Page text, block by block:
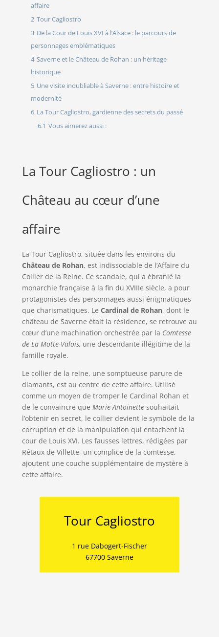
affaire
2 Tour Cagliostro
3 De la Cour de Louis XVI à l’Alsace : le parcours de
personnages emblématiques
4 Saverne et le Château de Rohan : un héritage
historique
5 Une visite inoubliable à Saverne : entre histoire et
modernité
6 La Tour Cagliostro, gardienne des secrets du passé
6.1 Vous aimerez aussi :
La Tour Cagliostro : un
Château au cœur d’une
affaire
La Tour Cagliostro, située dans les environs du
Château de Rohan, est indissociable de l’Affaire du
Collier de la Reine. Ce scandale, qui a ébranlé la
monarchie française à la fin du XVIIIe siècle, a pour
protagonistes des personnages aussi énigmatiques
que charismatiques. Le Cardinal de Rohan, dont le
château de Saverne était la résidence, se retrouve au
cœur d’une machination orchestrée par la Comtesse
de La Motte-Valois, une descendante illégitime de la
famille royale.
Le collier de la reine, une somptueuse parure de
diamants, est au centre de cette affaire. Utilisé
comme un moyen de tromper le Cardinal Rohan et
de le convaincre que Marie-Antoinettesouhaitait
l’obtenir en secret, le collier devient le symbole de la
corruption et de la manipulation qui entachent la
cour de Louis XVI. Les fausses lettres, rédigées par
Rétaux de Villette, un complice de la comtesse,
ajoutent une couche supplémentaire de mystère à
cette affaire.
Tour Cagliostro
1 rue Dabogert-Fischer
67700 Saverne